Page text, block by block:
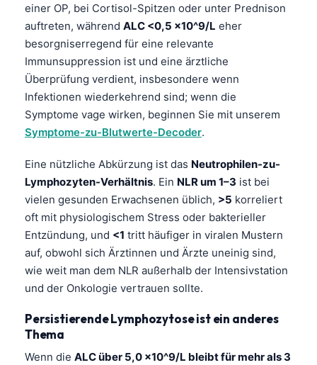
einer OP, bei Cortisol-Spitzen oder unter Prednison
auftreten, während ALC <0,5 x10^9/L eher
besorgniserregend für eine relevante
Immunsuppression ist und eine ärztliche
Überprüfung verdient, insbesondere wenn
Infektionen wiederkehrend sind; wenn die
Symptome vage wirken, beginnen Sie mit unserem
Symptome-zu-Blutwerte-Decoder.
Eine nützliche Abkürzung ist das Neutrophilen-zu-
Lymphozyten-Verhältnis. Ein NLR um 1–3 ist bei
vielen gesunden Erwachsenen üblich, >5 korreliert
oft mit physiologischem Stress oder bakterieller
Entzündung, und <1 tritt häufiger in viralen Mustern
auf, obwohl sich Ärztinnen und Ärzte uneinig sind,
wie weit man dem NLR außerhalb der Intensivstation
und der Onkologie vertrauen sollte.
Persistierende Lymphozytose ist ein anderes
Thema
Wenn die ALC über 5,0 x10^9/L bleibt für mehr als 3